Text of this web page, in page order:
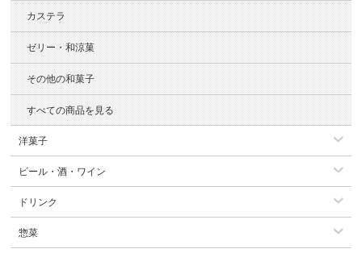
カステラ
ゼリー・和涼菓
その他の和菓子
すべての商品を見る
洋菓子
ビール・酒・ワイン
ドリンク
惣菜